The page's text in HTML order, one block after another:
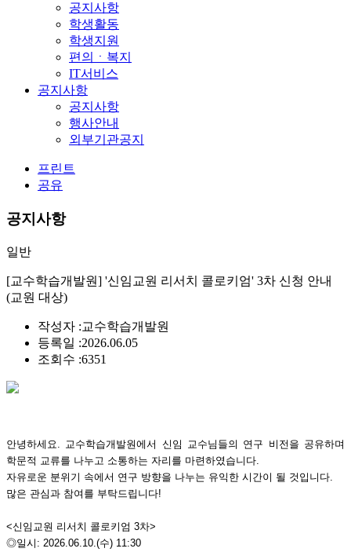
공지사항
학생활동
학생지원
편의ㆍ복지
IT서비스
공지사항
공지사항
행사안내
외부기관공지
프린트
공유
공지사항
일반
[교수학습개발원] '신임교원 리서치 콜로키엄' 3차 신청 안내
(교원 대상)
작성자 :교수학습개발원
등록일 :2026.06.05
조회수 :6351
안녕하세요. 교수학습개발원에서 신임 교수님들의 연구 비전을 공유하며
학문적 교류를 나누고 소통하는 자리를 마련하였습니다
자유로운 분위기 속에서 연구 방향을 나누는 유익한 시간이 될 것입니다
많은 관심과 참여를 부탁드립니다!
<신임교원 리서치 콜로키엄 3차>
◎일시 : 2026.06.10.(수) 11:30